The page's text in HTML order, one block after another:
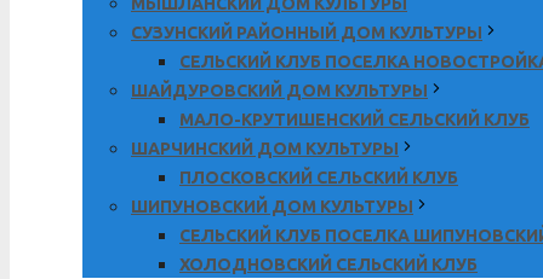
СУЗУНСКИЙ РАЙОННЫЙ ДОМ КУЛЬТУРЫ
СЕЛЬСКИЙ КЛУБ ПОСЕЛКА
ШАЙДУРОВСКИЙ ДОМ КУЛЬТУРЫ
МАЛО-КРУТИШЕНСКИЙ СЕЛЬСКИЙ КЛУБ
ШАРЧИНСКИЙ ДОМ КУЛЬТУРЫ
ПЛОСКОВСКИЙ СЕЛЬСКИЙ КЛУБ
ШИПУНОВСКИЙ ДОМ КУЛЬТУРЫ
СЕЛЬСКИЙ КЛУБ ПОСЕЛКА
ХОЛОДНОВСКИЙ СЕЛЬСКИЙ КЛУБ